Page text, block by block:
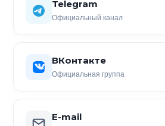
Telegram
Официальный канал
ВКонтакте
Официальная группа
E-mail